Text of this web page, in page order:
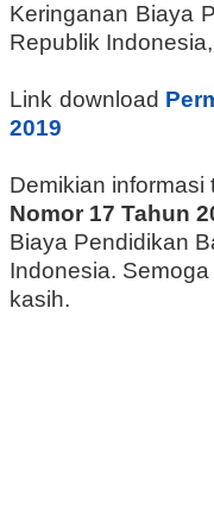
Keringanan Biaya
Republik
Link download
2019
Demikian informasi
Nomor 17 Tahun
Biaya Pendidikan
Indonesia.
kasih.